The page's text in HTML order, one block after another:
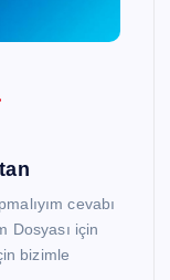
cevabı
Dosyası için
bizimle